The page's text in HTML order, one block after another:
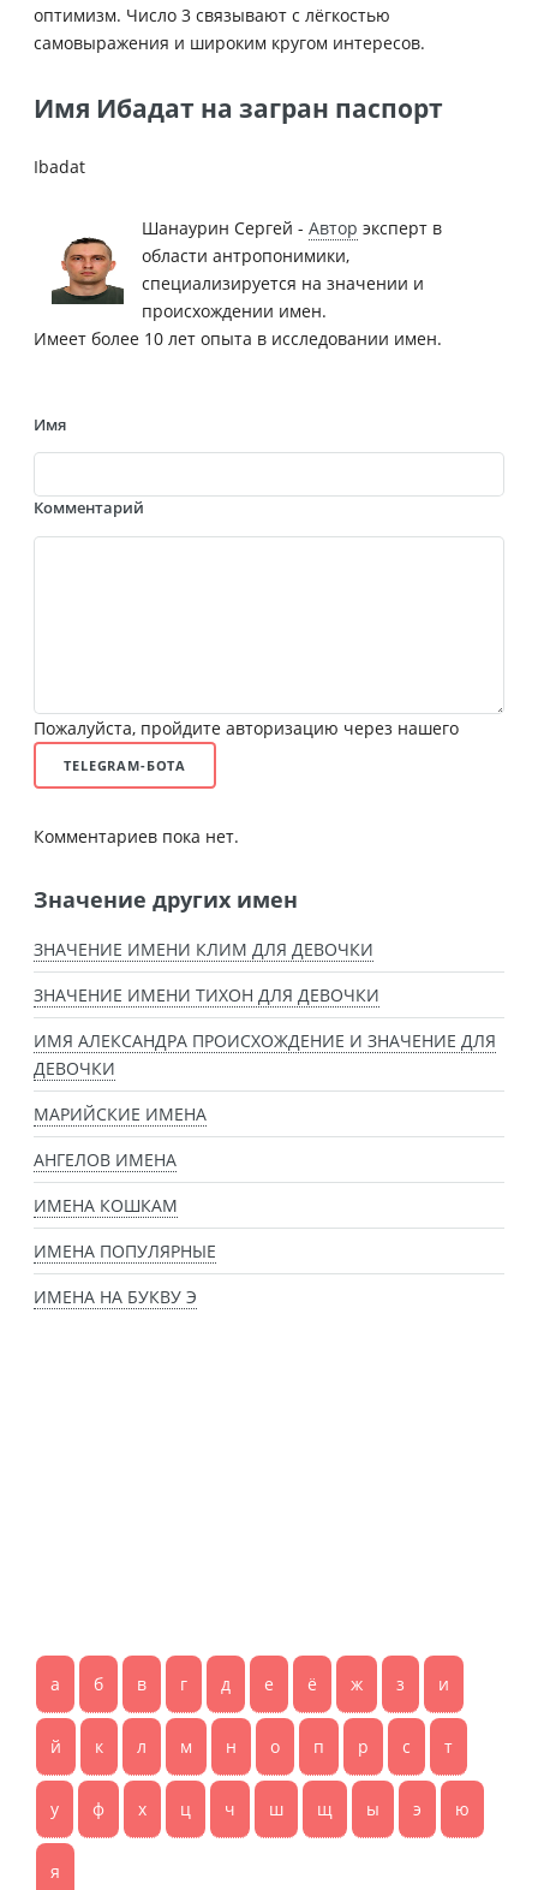
оптимизм. Число 3 связывают с лёгкостью
самовыражения и широким кругом интересов.
Имя Ибадат на загран паспорт
Ibadat
Шанаурин Сергей - Автор эксперт в
области антропонимики,
специализируется на значении и
происхождении имен.
Имеет более 10 лет опыта в исследовании имен.
Имя
Комментарий
Пожалуйста, пройдите авторизацию через нашего
TELEGRAM-БОТА
Комментариев пока нет.
Значение других имен
ЗНАЧЕНИЕ ИМЕНИ КЛИМ ДЛЯ ДЕВОЧКИ
ЗНАЧЕНИЕ ИМЕНИ ТИХОН ДЛЯ ДЕВОЧКИ
ИМЯ АЛЕКСАНДРА ПРОИСХОЖДЕНИЕ И ЗНАЧЕНИЕ ДЛЯ
ДЕВОЧКИ
МАРИЙСКИЕ ИМЕНА
АНГЕЛОВ ИМЕНА
ИМЕНА КОШКАМ
ИМЕНА ПОПУЛЯРНЫЕ
ИМЕНА НА БУКВУ Э
а б в г д е ё ж з и
й к л м н о п р с т
у ф х ц ч ш щ ы э ю
я